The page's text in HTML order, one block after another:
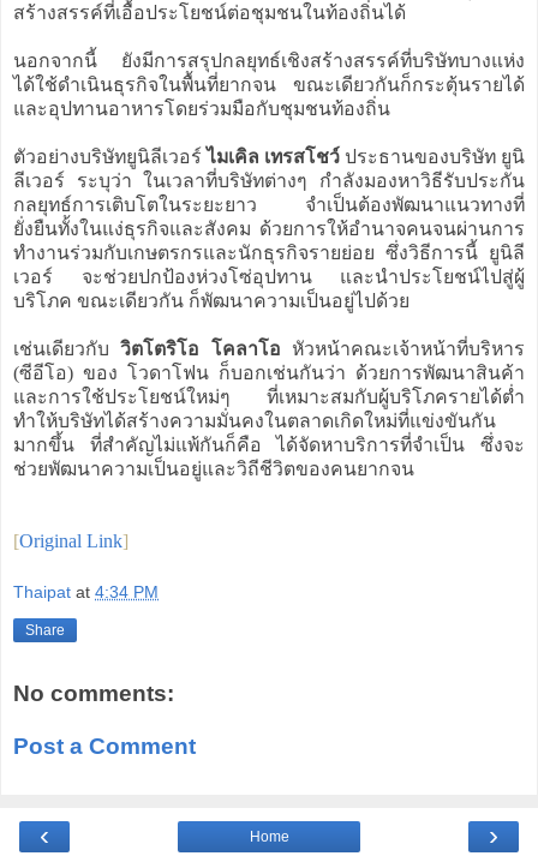
สร้างสรรค์ที่เอื้อประโยชน์ต่อชุมชนในท้องถิ่นได้
นอกจากนี้ ยังมีการสรุปกลยุทธ์เชิงสร้างสรรค์ที่บริษัทบางแห่ง
ได้ใช้ดำเนินธุรกิจในพื้นที่ยากจน ขณะเดียวกันก็กระตุ้นรายได้
และอุปทานอาหารโดยร่วมมือกับชุมชนท้องถิ่น
ตัวอย่างบริษัทยูนิลีเวอร์ไมเคิล เทรสโชว์ ประธานของบริษัท ยูนิ
ลีเวอร์ ระบุว่า ในเวลาที่บริษัทต่างๆ กำลังมองหาวิธีรับประกัน
กลยุทธ์การเติบโตในระยะยาว จำเป็นต้องพัฒนาแนวทางที่
ยั่งยืนทั้งในแง่ธุรกิจและสังคม ด้วยการให้อำนาจคนจนผ่านการ
ทำงานร่วมกับเกษตรกรและนักธุรกิจรายย่อย ซึ่งวิธีการนี้ ยูนิลี
เวอร์ จะช่วยปกป้องห่วงโซ่อุปทาน และนำประโยชน์ไปสู่ผู้
บริโภค ขณะเดียวกัน ก็พัฒนาความเป็นอยู่ไปด้วย
เช่นเดียวกับวิตโตริโอ โคลาโอ หัวหน้าคณะเจ้าหน้าที่บริหาร
(ซีอีโอ) ของ โวดาโฟน ก็บอกเช่นกันว่า ด้วยการพัฒนาสินค้า
และการใช้ประโยชน์ใหม่ๆ ที่เหมาะสมกับผู้บริโภครายได้ต่ำ
ทำให้บริษัทได้สร้างความมั่นคงในตลาดเกิดใหม่ที่แข่งขันกัน
มากขึ้น ที่สำคัญไม่แพ้กันก็คือ ได้จัดหาบริการที่จำเป็น ซึ่งจะ
ช่วยพัฒนาความเป็นอยู่และวิถีชีวิตของคนยากจน
[Original Link]
Thaipat at 4:34 PM
Share
No comments:
Post a Comment
‹ ›
Home